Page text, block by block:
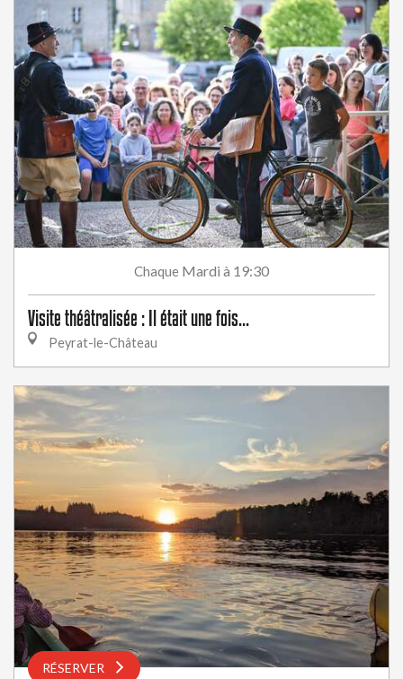
Chaque Mardi à 19:30
Visite théâtralisée : Il était une fois...
Peyrat-le-Château
RÉSERVER